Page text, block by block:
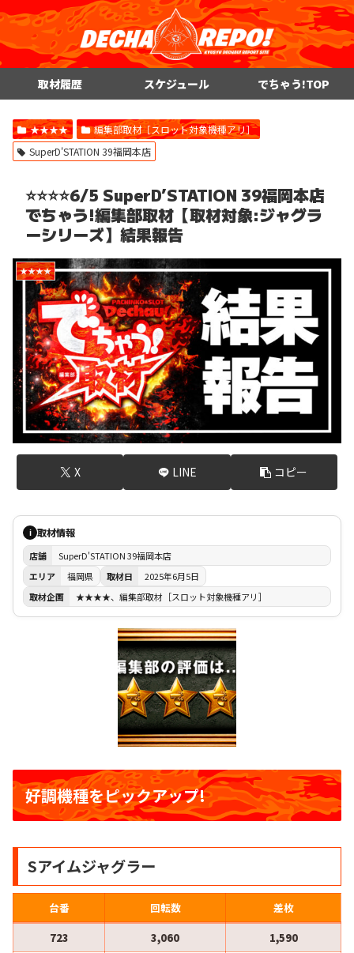
取材履歴 スケジュール でちゃう!TOP
★★★★
編集部取材［スロット対象機種アリ］
SuperD'STATION 39福岡本店
⭐️⭐️⭐️⭐️6/5 SuperD’STATION 39福岡本店
でちゃう!編集部取材【取材対象:ジャグラ
ーシリーズ】結果報告
★★★★
X LINE コピー
i 取材情報
店舗
SuperD'STATION 39福岡本店
エリア
福岡県 取材日
2025年6月5日
取材企画
★★★★、編集部取材［スロット対象機種アリ］
好調機種をピックアップ!
Sアイムジャグラー
台番 回転数
差枚
723
3,060
1,590